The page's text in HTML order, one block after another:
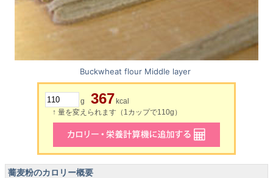
Buckwheat flour Middle layer
g 367 kcal
↑ 量を変えられます（1カップで110g）
蕎麦粉のカロリー概要